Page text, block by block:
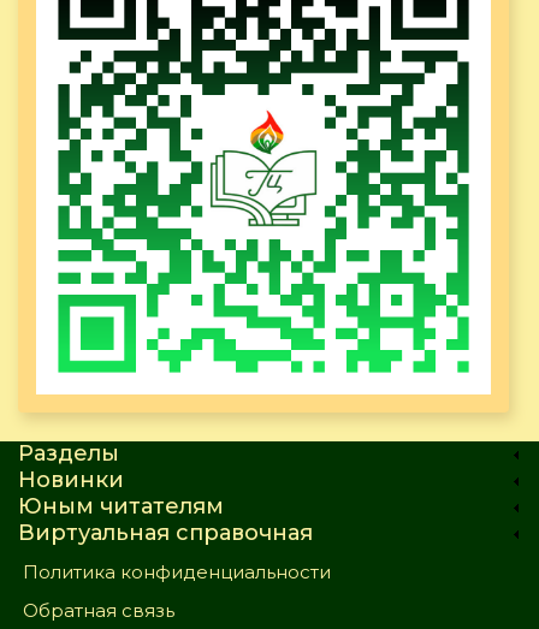
Разделы
Новинки
Юным читателям
Виртуальная справочная
Политика конфиденциальности
Обратная связь